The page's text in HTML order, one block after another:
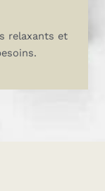
relaxants et
: relaxant,
lourdes...